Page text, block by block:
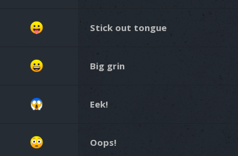
Stick out tongue
Big grin
Eek!
Oops!